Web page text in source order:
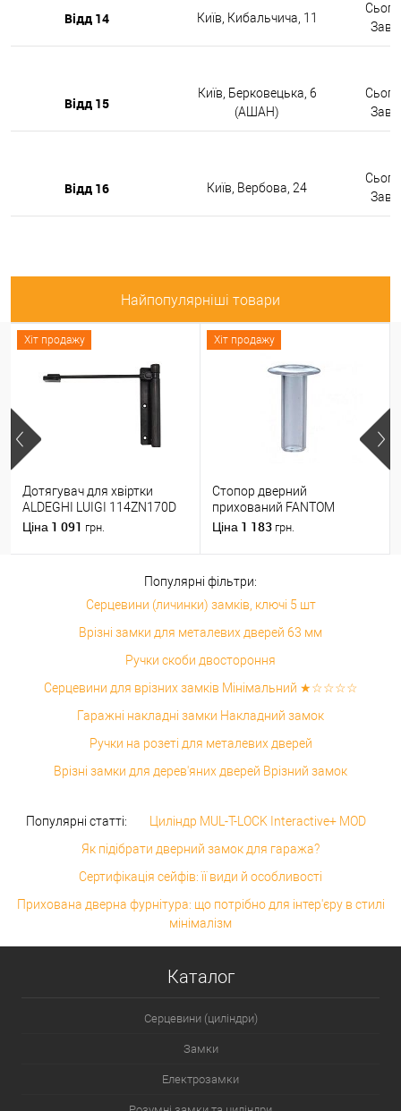
Відд 14 Київ, Кибальчича, 11
Відд 15
Київ, Берковецька, 6
(АШАН)
Відд 16 Київ, Вербова, 24
Найпопулярніші товари
Хіт продажу
Дотягувач для хвіртки
ALDEGHI LUIGI 114ZN170D
правий ZN чорний цинк
Ціна 1 091 грн.
Хіт продажу
Стопор дверний
прихований FANTOM
PREMIUM магнітний
Ціна 1 183 грн.
Популярні фільтри:
Серцевини (личинки) замків, ключі 5 шт
Врізні замки для металевих дверей 63 мм
Ручки скоби двостороння
Серцевини для врізних замків Мінімальний ★☆☆☆☆
Гаражні накладні замки Накладний замок
Ручки на розеті для металевих дверей
Врізні замки для дерев'яних дверей Врізний замок
Популярні статті:
Циліндр MUL-T-LOCK Interactive+ MOD
Як підібрати дверний замок для гаража?
Сертифікація сейфів: її види й особливості
Прихована дверна фурнітура: що потрібно для інтер'єру в стилі
мінімалізм
Каталог
Серцевини (циліндри)
Замки
Електрозамки